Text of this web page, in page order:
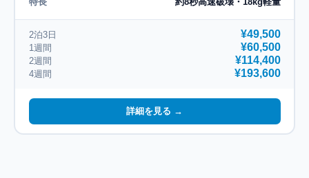
2泊3日 ¥49,500
1週間 ¥60,500
2週間 ¥114,400
4週間 ¥193,600
詳細を見る →